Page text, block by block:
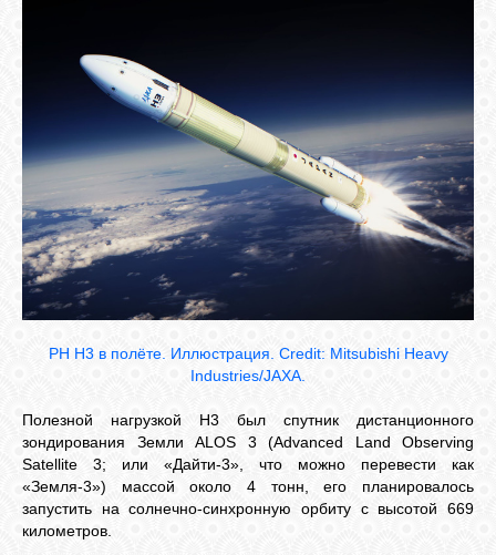
РН H3 в полёте. Иллюстрация. Credit: Mitsubishi Heavy
Industries/JAXA.
Полезной нагрузкой H3 был спутник дистанционного
зондирования Земли ALOS 3 (Advanced Land Observing
Satellite 3; или «Дайти-3», что можно перевести как
«Земля-3») массой около 4 тонн, его планировалось
запустить на солнечно-синхронную орбиту с высотой 669
километров.